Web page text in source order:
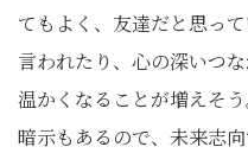
てもよく、友達だと思っ
言われたり、心の深いつ
温かくなることが増えそ
暗示もあるので、未来志